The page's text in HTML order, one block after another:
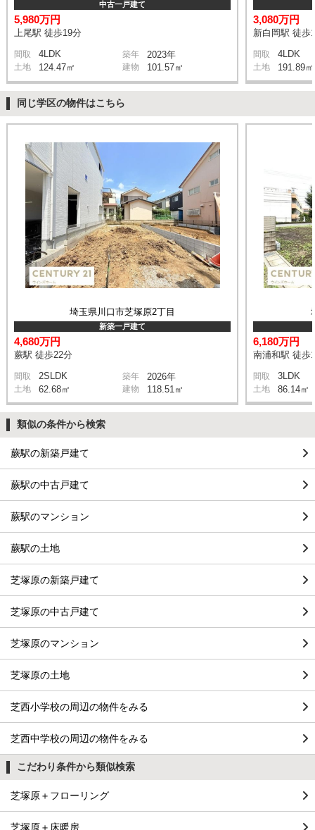
中古一戸建て
5,980万円
上尾駅 徒歩19分
間取 4LDK 築年 2023年
土地 124.47㎡ 建物 101.57㎡
3,080万円
新白岡駅 徒歩
間取 4LDK
土地 191.89㎡
同じ学区の物件はこちら
埼玉県川口市芝塚原2丁目
新築一戸建て
4,680万円
蕨駅 徒歩22分
間取 2SLDK 築年 2026年
土地 62.68㎡ 建物 118.51㎡
6,180万円
南浦和駅 徒歩
間取 3LDK
土地 86.14㎡
類似の条件から検索
蕨駅の新築戸建て
蕨駅の中古戸建て
蕨駅のマンション
蕨駅の土地
芝塚原の新築戸建て
芝塚原の中古戸建て
芝塚原のマンション
芝塚原の土地
芝西小学校の周辺の物件をみる
芝西中学校の周辺の物件をみる
こだわり条件から類似検索
芝塚原＋フローリング
芝塚原＋床暖房